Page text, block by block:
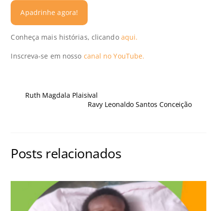
Apadrinhe agora!
Conheça mais histórias, clicando aqui.
Inscreva-se em nosso canal no YouTube.
Ruth Magdala Plaisival
Ravy Leonaldo Santos Conceição
Posts relacionados